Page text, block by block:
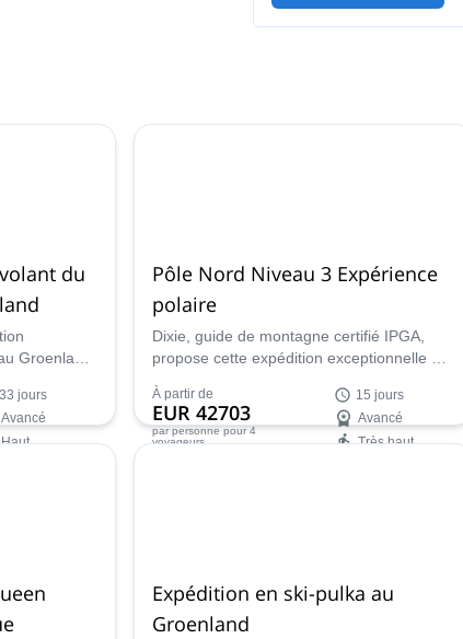
de guides bien
intéressé par les
merveilleux de Polar
du
Groenland.
33 jours
Avancé
Haut
Pôle Nord Niveau 3 Expérience
polaire
Dixie, guide de montagne certifié IPGA,
propose cette expédition exceptionnelle de
voyez si vous êtes à la hauteur !
À partir de
EUR 42703
par personne pour 4
voyageurs
15 jours
Avancé
Très haut
Expédition en ski-pulka au
Groenland